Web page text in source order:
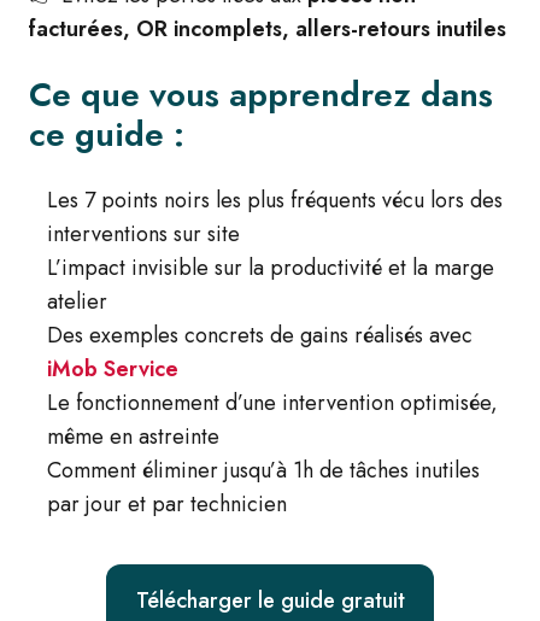
facturées, OR incomplets, allers-retours inutiles
Ce que vous apprendrez dans
ce guide :
Les 7 points noirs les plus fréquents vécu lors des
interventions sur site
L’impact invisible sur la productivité et la marge
atelier
Des exemples concrets de gains réalisés avec
iMob Service
Le fonctionnement d’une intervention optimisée,
même en astreinte
Comment éliminer jusqu’à 1h de tâches inutiles
par jour et par technicien
Télécharger le guide gratuit